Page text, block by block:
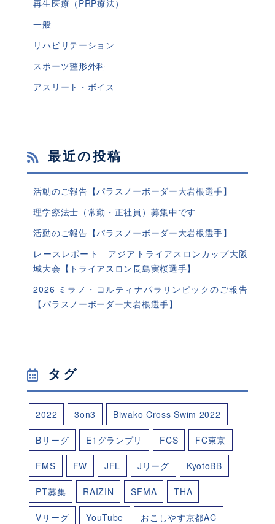
再生医療（PRP療法）
一般
リハビリテーション
スポーツ整形外科
アスリート・ボイス
最近の投稿
活動のご報告【パラスノーボーダー大岩根選手】
理学療法士（常勤・正社員）募集中です
活動のご報告【パラスノーボーダー大岩根選手】
レースレポート アジアトライアスロンカップ大阪
城大会【トライアスロン長島実桜選手】
2026 ミラノ・コルティナパラリンピックのご報告
【パラスノーボーダー大岩根選手】
タグ
2022 3on3 Biwako Cross Swim 2022
Bリーグ E1グランプリ FCS FC東京
FMS FW JFL Jリーグ KyotoBB
PT募集 RAIZIN SFMA THA
Vリーグ YouTube おこしやす京都AC